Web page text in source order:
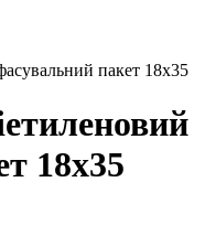
пакет 18х35
18х35